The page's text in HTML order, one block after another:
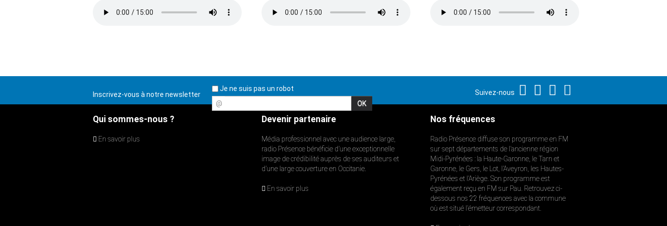
Inscrivez-vous à notre newsletter
Je ne suis pas un robot
@
Suivez-nous
Qui sommes-nous ?
En savoir plus
Devenir partenaire
Média professionnel avec une audience large,
radio Présence bénéficie d’une exceptionnelle
image de crédibilité auprès de ses auditeurs et
d’une large couverture en Occitanie.
En savoir plus
Nos fréquences
Radio Présence diffuse son programme en FM
sur sept départements de l’ancienne région
Midi-Pyrénées : la Haute-Garonne, le Tarn et
Garonne, le Gers, le Lot, l’Aveyron, les Hautes-
Pyrénées et l’Ariège. Son programme est
également reçu en FM sur Pau. Retrouvez ci-
dessous nos 22 fréquences avec la commune
où est situé l’émetteur correspondant.